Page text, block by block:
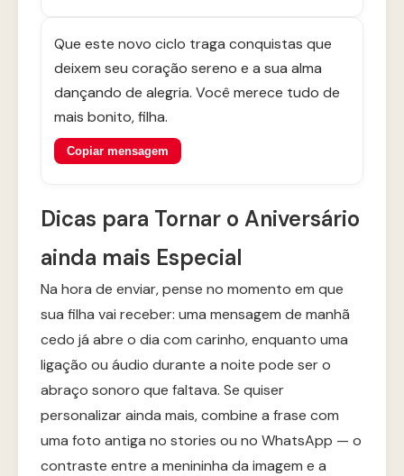
Que este novo ciclo traga conquistas que
deixem seu coração sereno e a sua alma
dançando de alegria. Você merece tudo de
mais bonito, filha.
Copiar mensagem
Dicas para Tornar o Aniversário
ainda mais Especial
Na hora de enviar, pense no momento em que
sua filha vai receber: uma mensagem de manhã
cedo já abre o dia com carinho, enquanto uma
ligação ou áudio durante a noite pode ser o
abraço sonoro que faltava. Se quiser
personalizar ainda mais, combine a frase com
uma foto antiga no stories ou no WhatsApp — o
contraste entre a menininha da imagem e a